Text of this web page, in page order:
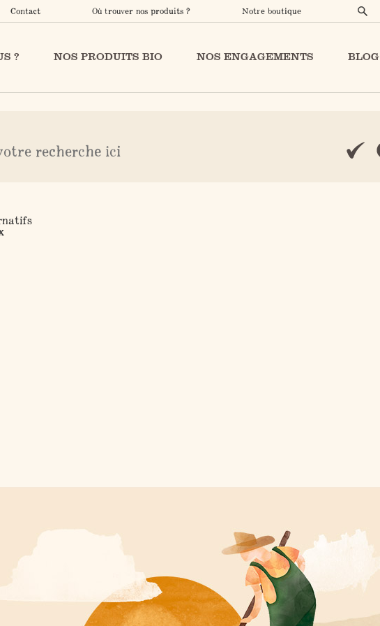
Contact Où trouver nos produits ? Notre boutique
? NOS PRODUITS BIO NOS ENGAGEMENTS BLOG